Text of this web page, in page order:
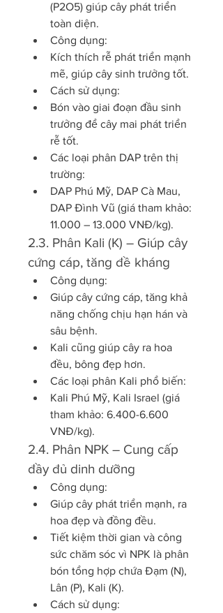
(P2O5) giúp cây phát triển
toàn diện.
Công dụng:
Kích thích rễ phát triển mạnh
mẽ, giúp cây sinh trưởng tốt.
Cách sử dụng:
Bón vào giai đoạn đầu sinh
trưởng để cây mai phát triển
rễ tốt.
Các loại phân DAP trên thị
trường:
DAP Phú Mỹ, DAP Cà Mau,
DAP Đình Vũ (giá tham khảo:
11.000 – 13.000 VNĐ/kg).
2.3. Phân Kali (K) – Giúp cây
cứng cáp, tăng đề kháng
Công dụng:
Giúp cây cứng cáp, tăng khả
năng chống chịu hạn hán và
sâu bệnh.
Kali cũng giúp cây ra hoa
đều, bông đẹp hơn.
Các loại phân Kali phổ biến:
Kali Phú Mỹ, Kali Israel (giá
tham khảo: 6.400-6.600
VNĐ/kg).
2.4. Phân NPK – Cung cấp
đầy đủ dinh dưỡng
Công dụng:
Giúp cây phát triển mạnh, ra
hoa đẹp và đồng đều.
Tiết kiệm thời gian và công
sức chăm sóc vì NPK là phân
bón tổng hợp chứa Đạm (N),
Lân (P), Kali (K).
Cách sử dụng: